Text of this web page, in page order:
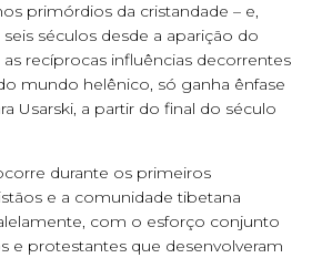
primórdios da cristandade – e,
séculos desde a aparição do
recíprocas influências decorrentes
mundo helênico, só ganha ênfase
Usarski, a partir do final do século
durante os primeiros
e a comunidade tibetana
com o esforço conjunto
e protestantes que desenvolveram